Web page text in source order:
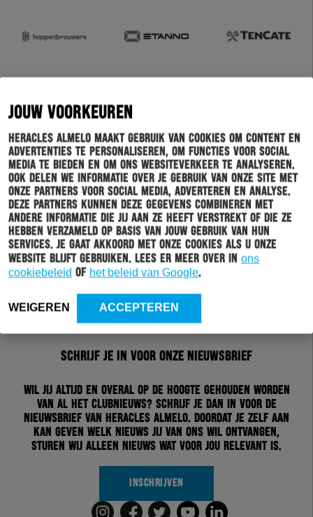
JOUW VOORKEUREN
Heracles Almelo maakt gebruik van cookies om content en
advertenties te personaliseren, om functies voor social
media te bieden en om ons websiteverkeer te analyseren.
Ook delen we informatie over je gebruik van onze site met
onze partners voor social media, adverteren en analyse.
Deze partners kunnen deze gegevens combineren met
andere informatie die jij aan ze heeft verstrekt of die ze
hebben verzameld op basis van jouw gebruik van hun
services. Je gaat akkoord met onze cookies als u onze
website blijft gebruiken. Lees er meer over in ons
cookiebeleid of het beleid van Google.
WEIGEREN ACCEPTEREN
Schrijf je in voor onze nieuwsbrief
Wil jij altijd en overal op de hoogte gehouden worden
van al het clubnieuws? Schrijf je dan in voor de
nieuwsbrief van Heracles Almelo. Doordat je zelf aan
kan geven welk nieuws jij van ons wil ontvangen,
sturen wij alleen nieuws wat voor jou relevant is.
INSCHRIJVEN